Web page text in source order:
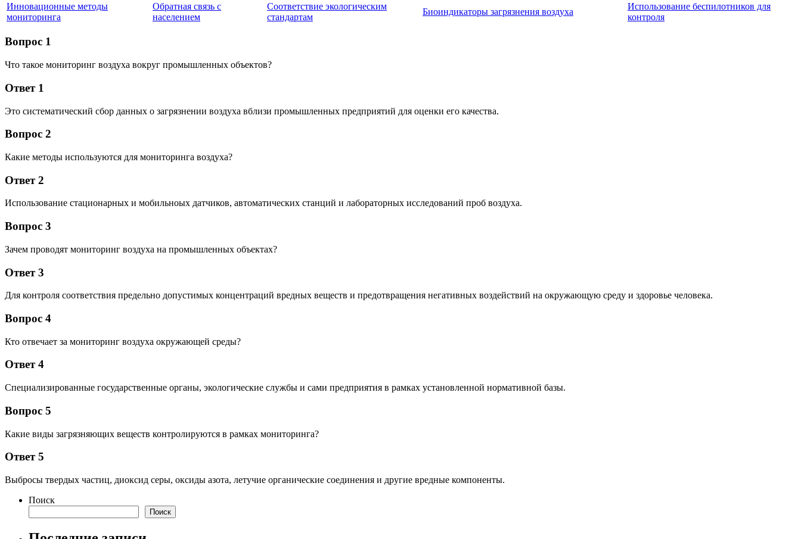
Инновационные методы
мониторинга
Обратная связь с
населением
Соответствие экологическим
стандартам
Биоиндикаторы загрязнения воздуха
Использование беспилотников для
контроля
Вопрос 1
Что такое мониторинг воздуха вокруг промышленных объектов?
Ответ 1
Это систематический сбор данных о загрязнении воздуха вблизи промышленных предприятий для оценки его качества.
Вопрос 2
Какие методы используются для мониторинга воздуха?
Ответ 2
Использование стационарных и мобильноых датчиков, автоматических станций и лабораторных исследований проб воздуха.
Вопрос 3
Зачем проводят мониторинг воздуха на промышленных объектах?
Ответ 3
Для контроля соответствия предельно допустимых концентраций вредных веществ и предотвращения негативных воздействий на окружающую среду и здоровье человека.
Вопрос 4
Кто отвечает за мониторинг воздуха окружающей среды?
Ответ 4
Специализированные государственные органы, экологические службы и сами предприятия в рамках установленной нормативной базы.
Вопрос 5
Какие виды загрязняющих веществ контролируются в рамках мониторинга?
Ответ 5
Выбросы твердых частиц, диоксид серы, оксиды азота, летучие органические соединения и другие вредные компоненты.
Поиск
Поиск